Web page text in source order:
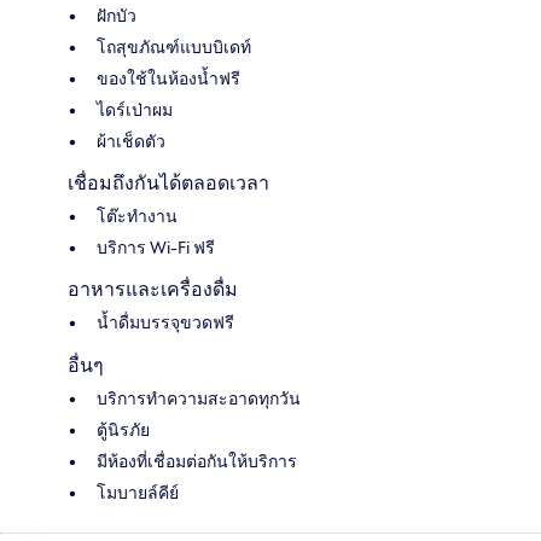
ฝักบัว
โถสุขภัณฑ์แบบบิเดท์
ของใช้ในห้องน้ำฟรี
ไดร์เป่าผม
ผ้าเช็ดตัว
เชื่อมถึงกันได้ตลอดเวลา
โต๊ะทำงาน
บริการ Wi-Fi ฟรี
อาหารและเครื่องดื่ม
น้ำดื่มบรรจุขวดฟรี
อื่นๆ
บริการทำความสะอาดทุกวัน
ตู้นิรภัย
มีห้องที่เชื่อมต่อกันให้บริการ
โมบายล์คีย์